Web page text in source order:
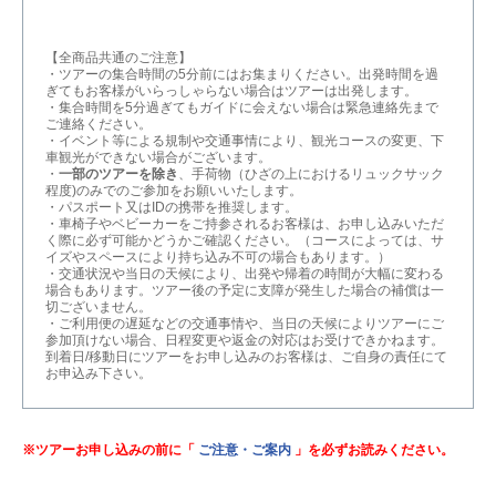
【全商品共通のご注意】
・ツアーの集合時間の5分前にはお集まりください。出発時間を過
ぎてもお客様がいらっしゃらない場合はツアーは出発します。
・集合時間を5分過ぎてもガイドに会えない場合は緊急連絡先まで
ご連絡ください。
・イベント等による規制や交通事情により、観光コースの変更、下
車観光ができない場合がございます。
・ 一部のツアーを除き 、手荷物（ひざの上におけるリュックサック
程度)のみでのご参加をお願いいたします。
・パスポート又はIDの携帯を推奨します。
・車椅子やベビーカーをご持参されるお客様は、お申し込みいただ
く際に必ず可能かどうかご確認ください。（コースによっては、サ
イズやスペースにより持ち込み不可の場合もあります。）
・交通状況や当日の天候により、出発や帰着の時間が大幅に変わる
場合もあります。ツアー後の予定に支障が発生した場合の補償は一
切ございません。
・ご利用便の遅延などの交通事情や、当日の天候によりツアーにご
参加頂けない場合、日程変更や返金の対応はお受けできかねます。
到着日/移動日にツアーをお申し込みのお客様は、ご自身の責任にて
お申込み下さい。
※ツアーお申し込みの前に「 ご注意・ご案内 」を必ずお読みください。